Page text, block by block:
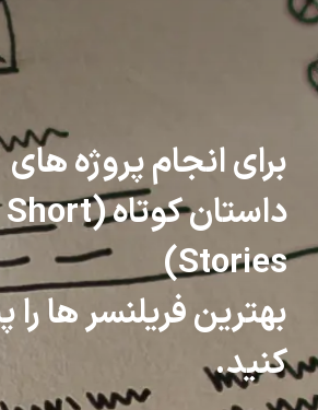
برای انجام پروژه های
داستان کوتاه (Short
Stories)
بهترین فریلنسر ها را
کنید.